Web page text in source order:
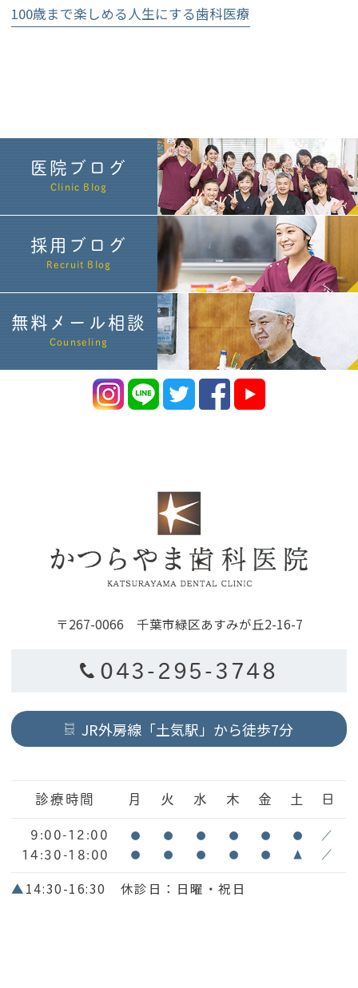
100歳まで楽しめる人生にする歯科医療
医院ブログ
Clinic Blog
採用ブログ
Recruit Blog
無料メール相談
Counseling
〒267-0066 千葉市緑区あすみが丘2-16-7
043-295-3748
JR外房線「土気駅」から徒歩7分
診療時間 月 火 水 木 金 土 日
9:00-12:00 ● ● ● ● ● ● ／
14:30-18:00 ● ● ● ● ● ▲ ／
▲14:30-16:30 休診日：日曜・祝日